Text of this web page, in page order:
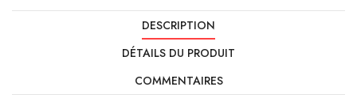
DESCRIPTION
DÉTAILS DU PRODUIT
COMMENTAIRES